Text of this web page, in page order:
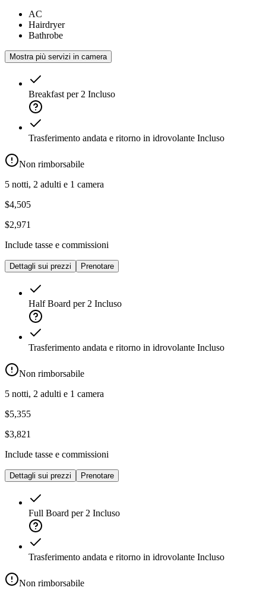
AC
Hairdryer
Bathrobe
Mostra più servizi in camera
Breakfast per 2 Incluso
Trasferimento andata e ritorno in idrovolante Incluso
Non rimborsabile
5 notti, 2 adulti e 1 camera
$4,505
$2,971
Include tasse e commissioni
Dettagli sui prezzi Prenotare
Half Board per 2 Incluso
Trasferimento andata e ritorno in idrovolante Incluso
Non rimborsabile
5 notti, 2 adulti e 1 camera
$5,355
$3,821
Include tasse e commissioni
Dettagli sui prezzi Prenotare
Full Board per 2 Incluso
Trasferimento andata e ritorno in idrovolante Incluso
Non rimborsabile